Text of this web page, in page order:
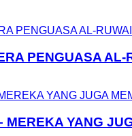
PENGUASA AL-
MEREKA YANG